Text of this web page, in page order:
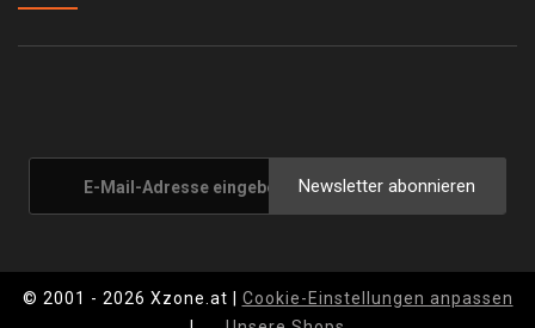
Newsletter abonnieren
© 2001 - 2026 Xzone.at | Cookie-Einstellungen anpassen